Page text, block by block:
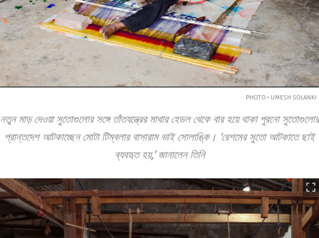
PHOTO • UMESH SOLANKI
নতুন মাড় দেওয়া সুতোগুলোর সঙ্গে তাঁতযন্ত্রের মাথার হেডল থেকে বার হয়ে থাকা পুরনো সুতোগুলোর
প্রান্তদেশ আটকাচ্ছেন মোটা টিম্বলার বাসারাম ভাই সোলাঙ্কি। ‘রেশমের সুতো আটকাতে ছাই
ব্যবহৃত হয়,’ জানালেন তিনি